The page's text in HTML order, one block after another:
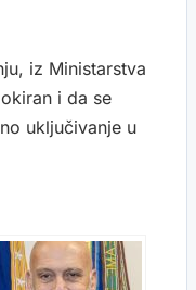
iz Ministarstva
i da se
uključivanje u